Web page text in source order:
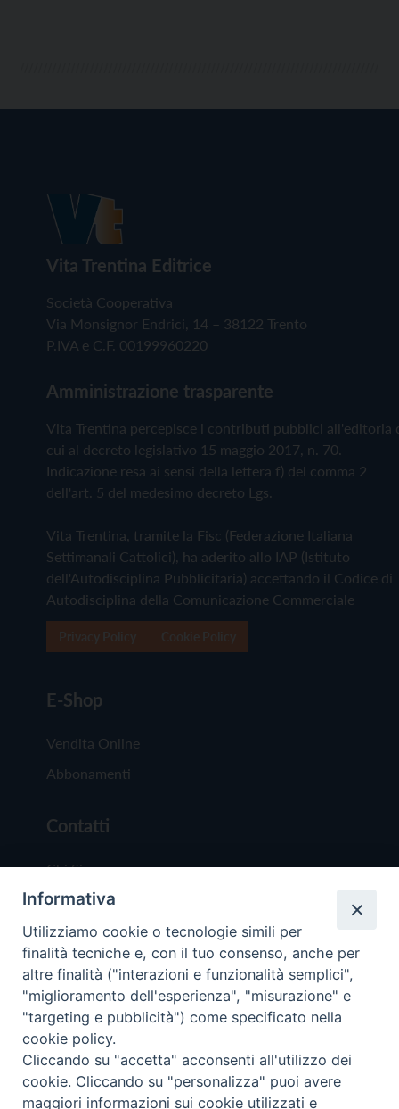
Vita Trentina Editrice
Società Cooperativa
Via Monsignor Endrici, 14 – 38122 Trento
P.IVA e C.F. 00199960220
Amministrazione trasparente
Vita Trentina percepisce i contributi pubblici all'editoria
cui al decreto legislativo 15 maggio 2017, n. 70.
Indicazione resa ai sensi della lettera f) del comma 2
dell'art. 5 del medesimo decreto Lgs.
Vita Trentina, tramite la Fisc (Federazione Italiana
Settimanali Cattolici), ha aderito allo IAP (Istituto
dell'Autodisciplina Pubblicitaria) accettando il Codice di
Autodisciplina della Comunicazione Commerciale
E-Shop
Vendita Online
Abbonamenti
Contatti
Chi Siamo
Redazione
Scrivici
Copyright © 2019 - Tutti i diritti riservati - Vita
Trentina Editrice
Informativa
Utilizziamo cookie o tecnologie simili per
finalità tecniche e, con il tuo consenso, anche per
altre finalità ("interazioni e funzionalità semplici",
"miglioramento dell'esperienza", "misurazione" e
"targeting e pubblicità") come specificato nella
cookie policy.
Cliccando su "accetta" acconsenti all'utilizzo dei
cookie. Cliccando su "personalizza" puoi avere
maggiori informazioni sui cookie utilizzati e